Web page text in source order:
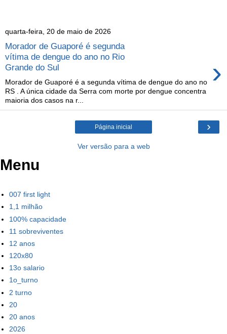
quarta-feira, 20 de maio de 2026
Morador de Guaporé é segunda
vítima de dengue do ano no Rio
Grande do Sul
›
Morador de Guaporé é a segunda vítima de dengue do ano no
RS . A única cidade da Serra com morte por dengue concentra
maioria dos casos na r...
›
Página inicial
Ver versão para a web
Menu
007 first light
1,1 milhão
100% capacidade
11 sobreviventes
12 anos
120x80
13o salario
1o_turno
2 turno
20
20 anos
2026